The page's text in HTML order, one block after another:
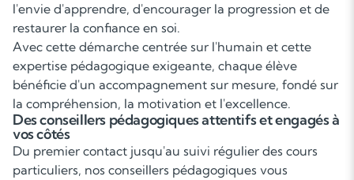
l'envie d'apprendre, d'encourager la progression et de
restaurer la confiance en soi.
Avec cette démarche centrée sur l'humain et cette
expertise pédagogique exigeante, chaque élève
bénéficie d'un accompagnement sur mesure, fondé sur
la compréhension, la motivation et l'excellence.
Des conseillers pédagogiques attentifs et engagés à
vos côtés
Du premier contact jusqu'au suivi régulier des cours
particuliers, nos conseillers pédagogiques vous